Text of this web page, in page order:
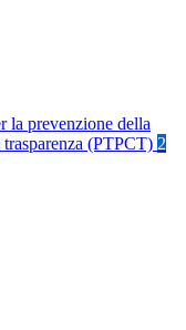
la prevenzione della
(PTPCT) 2